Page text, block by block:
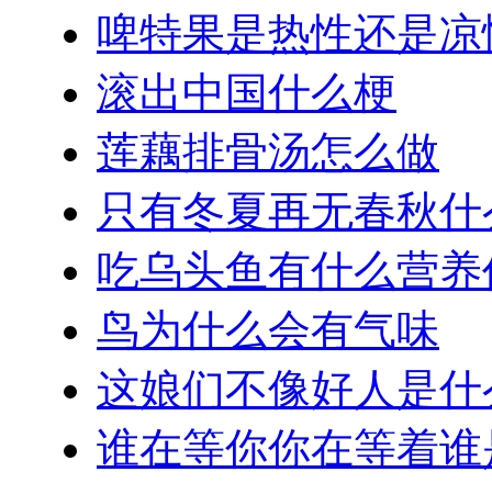
啤特果是热性还是凉
滚出中国什么梗
莲藕排骨汤怎么做
只有冬夏再无春秋
吃乌头鱼有什么营
鸟为什么会有气味
这娘们不像好人是
谁在等你你在等着